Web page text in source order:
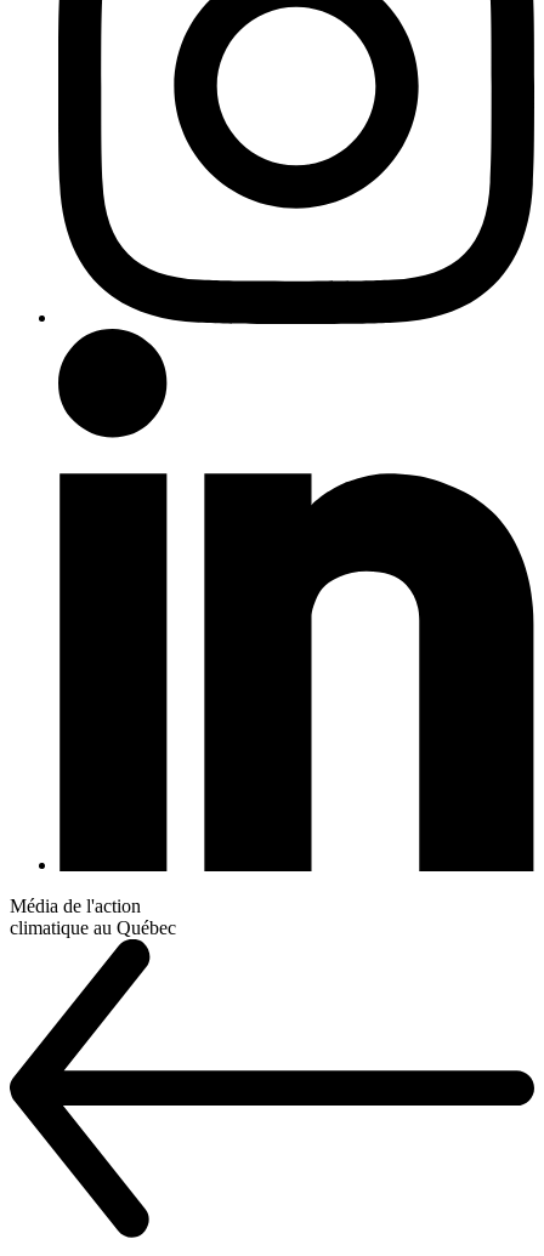
Média de l'action
climatique au Québec